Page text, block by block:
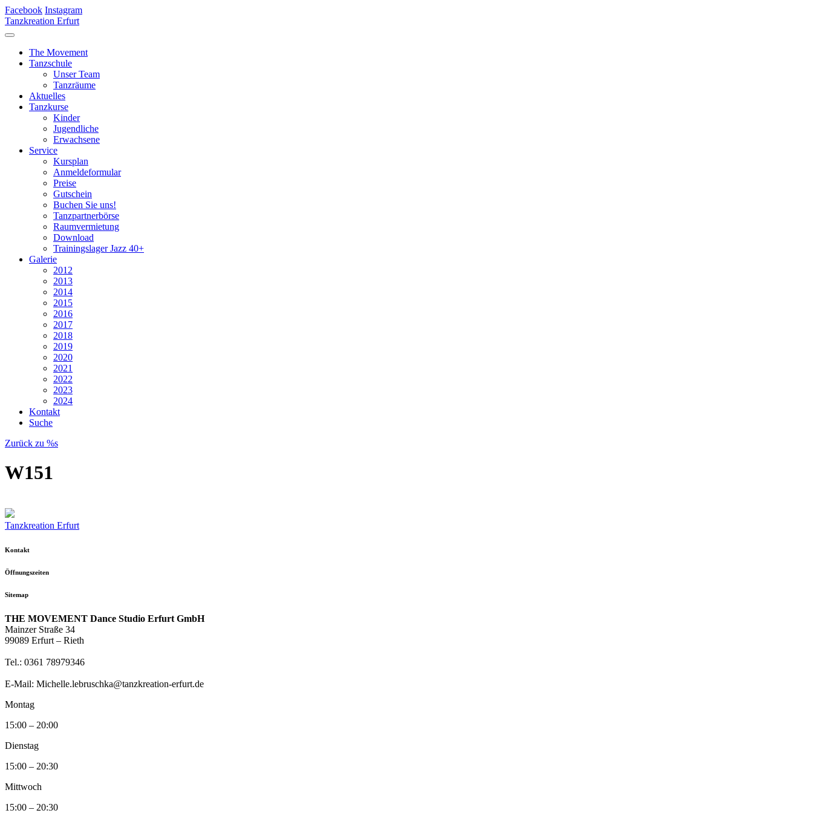
Facebook Instagram
Tanzkreation Erfurt
The Movement
Tanzschule
Unser Team
Tanzräume
Aktuelles
Tanzkurse
Kinder
Jugendliche
Erwachsene
Service
Kursplan
Anmeldeformular
Preise
Gutschein
Buchen Sie uns!
Tanzpartnerbörse
Raumvermietung
Download
Trainingslager Jazz 40+
Galerie
2012
2013
2014
2015
2016
2017
2018
2019
2020
2021
2022
2023
2024
Kontakt
Suche
Zurück zu %s
W151
Tanzkreation Erfurt
Kontakt
Öffnungszeiten
Sitemap
THE MOVEMENT Dance Studio Erfurt GmbH
Mainzer Straße 34
99089 Erfurt – Rieth
Tel.: 0361 78979346
E-Mail: Michelle.lebruschka@tanzkreation-erfurt.de
Montag
15:00 – 20:00
Dienstag
15:00 – 20:30
Mittwoch
15:00 – 20:30